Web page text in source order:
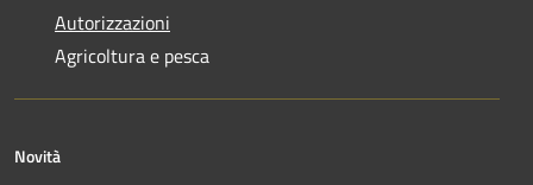
Autorizzazioni
Agricoltura e pesca
Novità